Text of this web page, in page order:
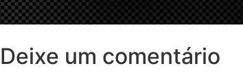
Deixe um comentário